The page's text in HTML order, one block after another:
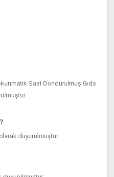
Saat Dondurulmuş Gıda
duyurulmuştur.